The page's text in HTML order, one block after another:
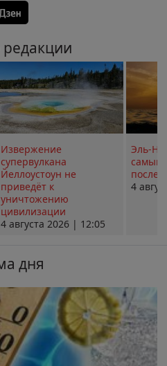
Извержение
супервулкана
Йеллоустоун не
приведёт к
уничтожению
цивилизации
4 августа 2026 | 12:05
Эль-
самым
4
дня